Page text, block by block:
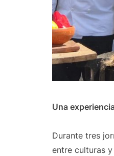
Una
Durante tres
entre culturas